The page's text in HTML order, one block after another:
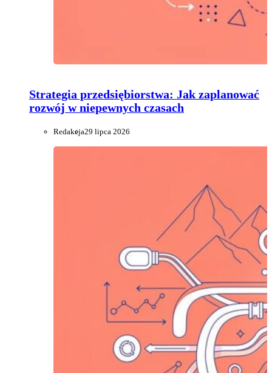
Strategia przedsiębiorstwa: Jak zaplanować
rozwój w niepewnych czasach
Redakcja29 lipca 2026